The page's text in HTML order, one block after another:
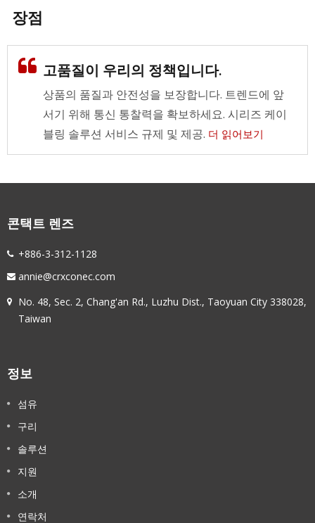
장점
고품질이 우리의 정책입니다.
상품의 품질과 안전성을 보장합니다. 트렌드에 앞
서기 위해 통신 통찰력을 확보하세요. 시리즈 케이
블링 솔루션 서비스 규제 및 제공. 더 읽어보기
콘택트 렌즈
+886-3-312-1128
annie@crxconec.com
No. 48, Sec. 2, Chang'an Rd., Luzhu Dist., Taoyuan City 338028,
Taiwan
정보
섬유
구리
솔루션
지원
소개
연락처